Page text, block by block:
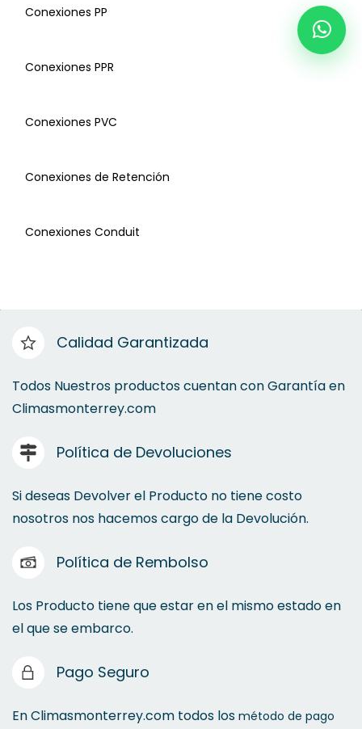
Cobre-Aluminio
Conexiones PP
Conexiones PPR
Conexiones PVC
Conexiones de Retención
Conexiones de Retención
Conexiones Conduit
Calidad Garantizada
Todos Nuestros productos cuentan con Garantía en
Climasmonterrey.com
Política de Devoluciones
Si deseas Devolver el Producto no tiene costo
nosotros nos hacemos cargo de la Devolución.
Política de Rembolso
Los Producto tiene que estar en el mismo estado en
el que se embarco.
Pago Seguro
En Climasmonterrey.com todos los método de pago